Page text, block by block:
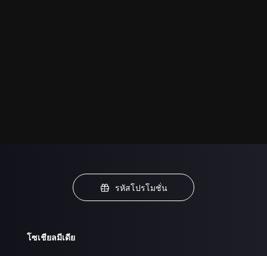
รหัสโปรโมชั่น
โซเชียลมีเดีย